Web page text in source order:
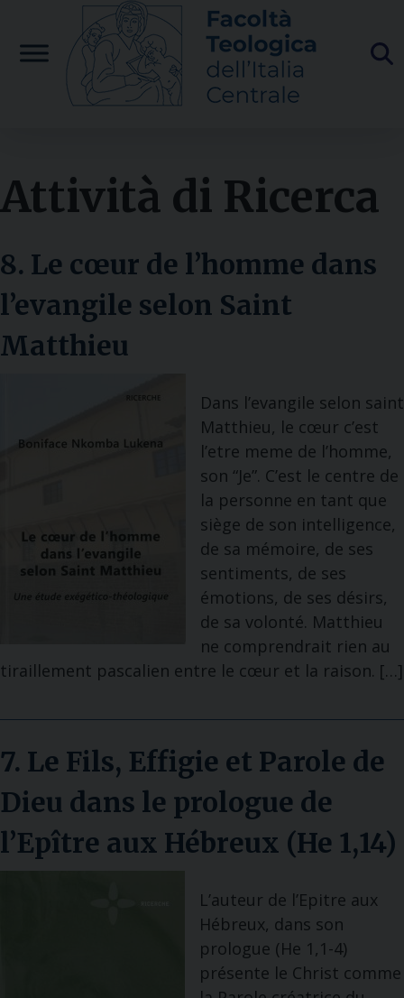
content
Attività di Ricerca
8. Le cœur de l’homme dans
l’evangile selon Saint
Matthieu
Dans l’evangile selon saint
Matthieu, le cœur c’est
l’etre meme de l’homme,
son “Je”. C’est le centre de
la personne en tant que
siège de son intelligence,
de sa mémoire, de ses
sentiments, de ses
émotions, de ses désirs,
de sa volonté. Matthieu
ne comprendrait rien au
tiraillement pascalien entre le cœur et la raison. […]
7. Le Fils, Effigie et Parole de
Dieu dans le prologue de
l’Epître aux Hébreux (He 1,14)
L’auteur de l’Epitre aux
Hébreux, dans son
prologue (He 1,1-4)
présente le Christ comme